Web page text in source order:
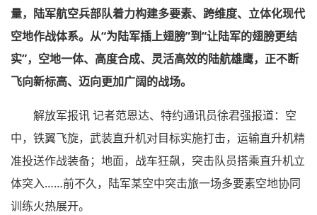
量，陆军航空兵部队着力构建多要素、跨维度、立体化现代
空地作战体系。从“为陆军插上翅膀”到“让陆军的翅膀更结
实”，空地一体、高度合成、灵活高效的陆航雄鹰，正不断
飞向新标高、迈向更加广阔的战场。
解放军报讯 记者范恩达、特约通讯员徐君强报道：空
中，铁翼飞旋，武装直升机对目标实施打击，运输直升机精
准投送作战装备；地面，战车狂飙，突击队员搭乘直升机立
体突入……前不久，陆军某空中突击旅一场多要素空地协同
训练火热展开。